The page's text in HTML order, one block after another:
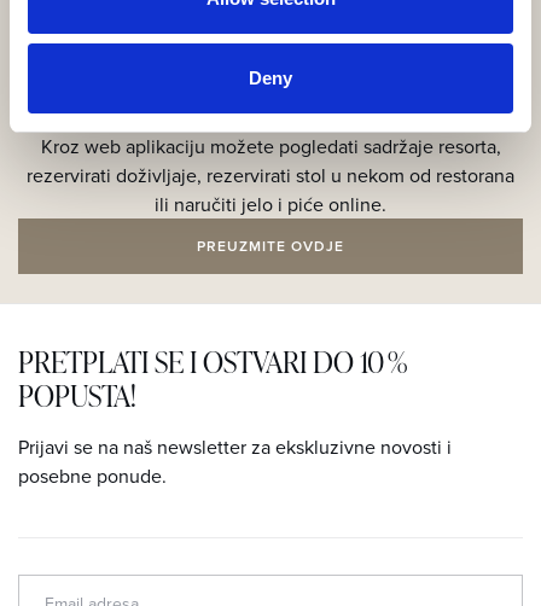
Deny
Preuzmite našu aplikaciju!
Kroz web aplikaciju možete pogledati sadržaje resorta,
rezervirati doživljaje, rezervirati stol u nekom od restorana
ili naručiti jelo i piće online.
PREUZMITE OVDJE
PRETPLATI SE I OSTVARI DO 10 %
POPUSTA!
Prijavi se na naš newsletter za ekskluzivne novosti i
posebne ponude.